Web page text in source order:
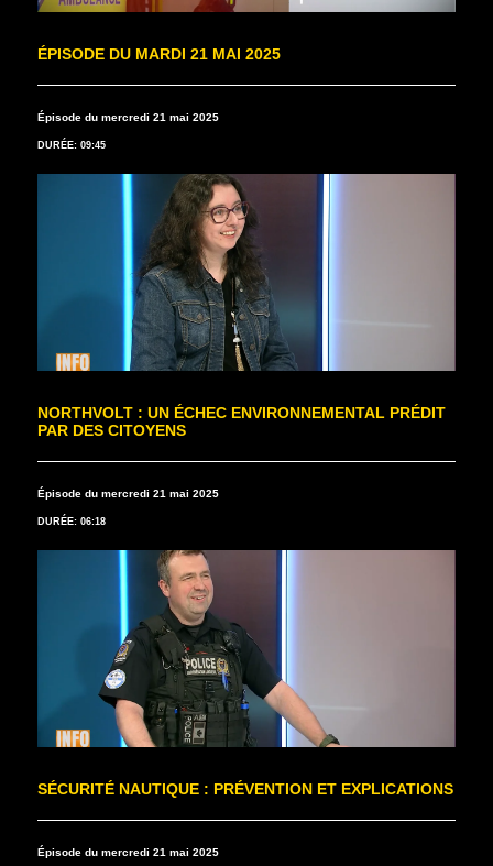
ÉPISODE DU MARDI 21 MAI 2025
Épisode du mercredi 21 mai 2025
DURÉE: 09:45
NORTHVOLT : UN ÉCHEC ENVIRONNEMENTAL PRÉDIT
PAR DES CITOYENS
Épisode du mercredi 21 mai 2025
DURÉE: 06:18
SÉCURITÉ NAUTIQUE : PRÉVENTION ET EXPLICATIONS
Épisode du mercredi 21 mai 2025